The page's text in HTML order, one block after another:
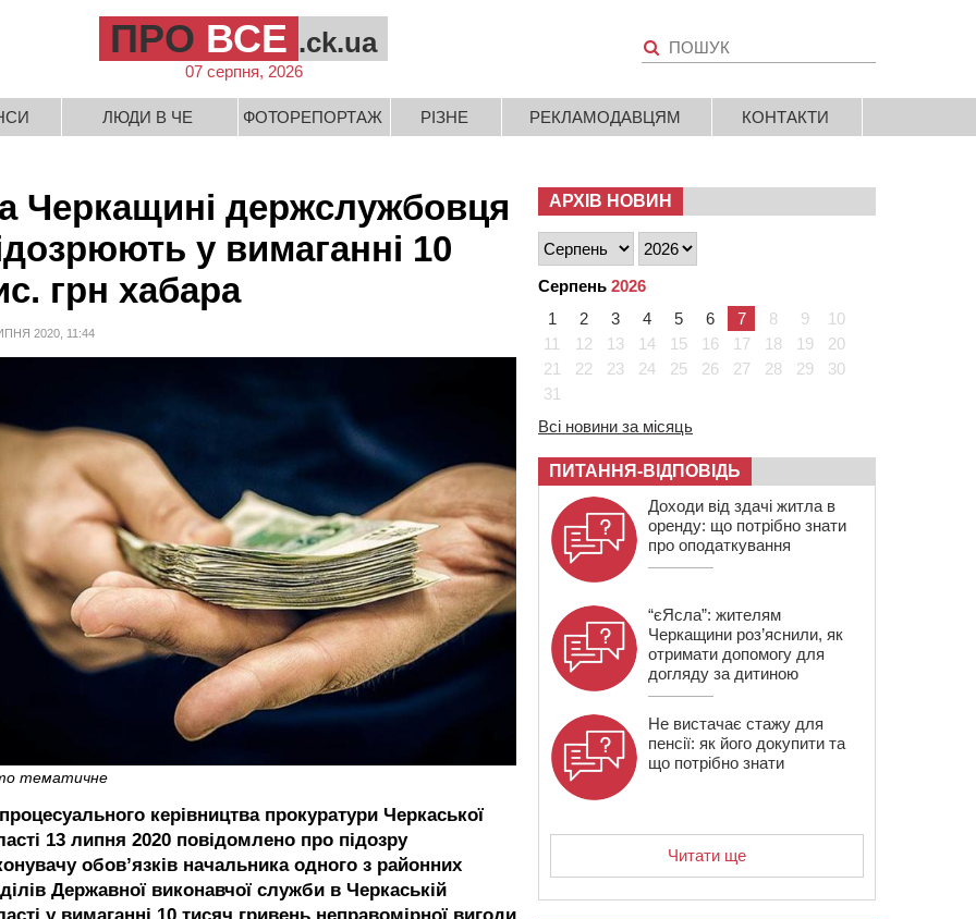
ПРО ВСЕ .ck.ua
07 серпня, 2026
ЛЮДИ В ЧЕ ФОТОРЕПОРТАЖ РІЗНЕ РЕКЛАМОДАВЦЯМ КОНТАКТИ
Черкащині держслужбовця
у вимаганні 10
грн хабара
2020, 11:44
тематичне
керівництва прокуратури Черкаської
13 липня 2020 повідомлено про підозру
обов’язків начальника одного з районних
Державної виконавчої служби в Черкаській
у вимаганні 10 тисяч гривень неправомірної вигоди
АРХІВ НОВИН
Серпень 2026
1
2 3 4 5 6 7 8 9
10
11
12 13 14 15 16 17 18 19
20
21
22 23 24 25 26 27 28 29
30
31
Всі новини за місяць
ПИТАННЯ-ВІДПОВІДЬ
Доходи від здачі житла в
оренду: що потрібно знати
про оподаткування
“єЯсла”: жителям
Черкащини роз’яснили, як
отримати допомогу для
догляду за дитиною
Не вистачає стажу для
пенсії: як його докупити та
що потрібно знати
Читати ще